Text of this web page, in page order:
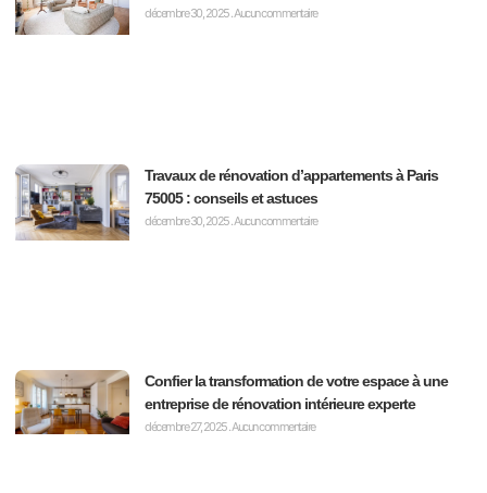
décembre 30, 2025 Aucun commentaire
Travaux de rénovation d’appartements à Paris
75005 : conseils et astuces
décembre 30, 2025Aucun commentaire
Confier la transformation de votre espace à une
entreprise de rénovation intérieure experte
décembre 27, 2025Aucun commentaire